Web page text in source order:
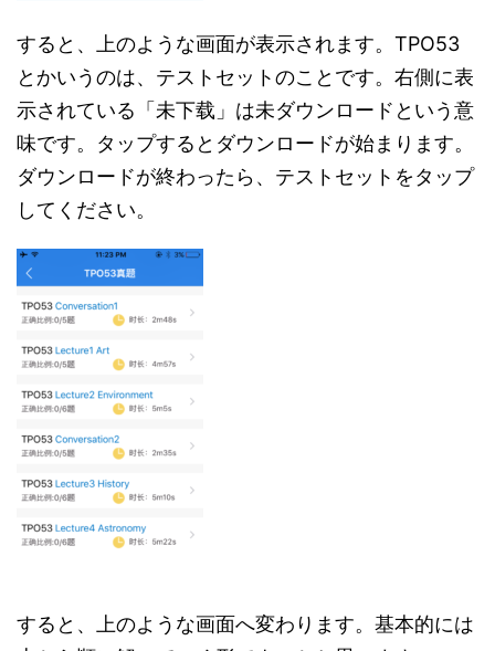
すると、上のような画面が表示されます。TPO53
とかいうのは、テストセットのことです。右側に表
示されている「未下载」は未ダウンロードという意
味です。タップするとダウンロードが始まります。
ダウンロードが終わったら、テストセットをタップ
してください。
すると、上のような画面へ変わります。基本的には